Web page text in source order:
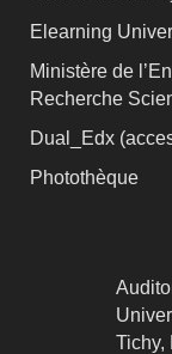
Elearning
Ministère de
Recherche
Dual_Edx (
Photothèque
Tichy,